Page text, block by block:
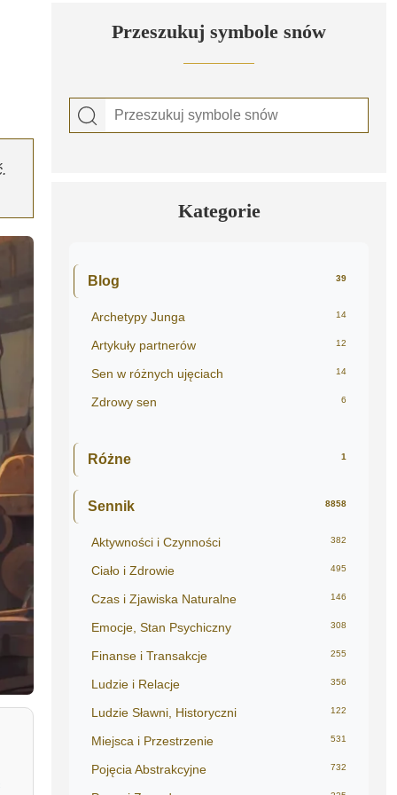
Przeszukuj symbole snów
Kategorie
Blog 39
Archetypy Junga 14
Artykuły partnerów 12
Sen w różnych ujęciach 14
Zdrowy sen 6
Różne 1
Sennik 8858
Aktywności i Czynności 382
Ciało i Zdrowie 495
Czas i Zjawiska Naturalne 146
Emocje, Stan Psychiczny 308
Finanse i Transakcje 255
Ludzie i Relacje 356
Ludzie Sławni, Historyczni 122
Miejsca i Przestrzenie 531
Pojęcia Abstrakcyjne 732